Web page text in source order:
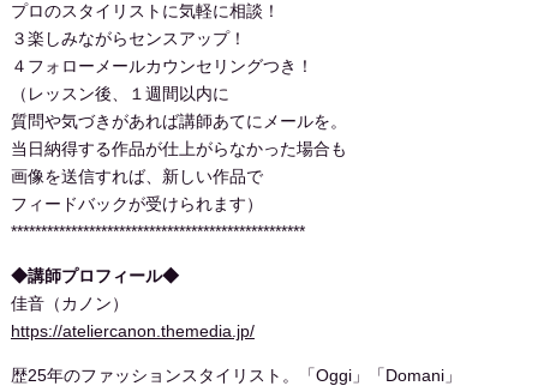
プロのスタイリストに気軽に相談！
３楽しみながらセンスアップ！
４フォローメールカウンセリングつき！
（レッスン後、１週間以内に
質問や気づきがあれば講師あてにメールを。
当日納得する作品が仕上がらなかった場合も
画像を送信すれば、新しい作品で
フィードバックが受けられます）
*************************************************
◆講師プロフィール◆
佳音（カノン）
https://ateliercanon.themedia.jp/
歴25年のファッションスタイリスト。「Oggi」「Domani」